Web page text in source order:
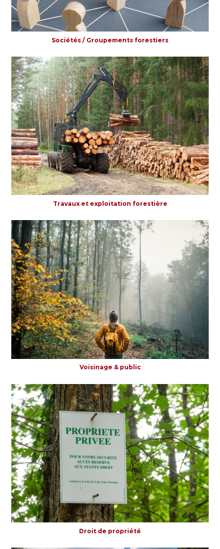
Sociétés / Groupements forestiers
Travaux et exploitation forestière
Voisinage & public
Droit de propriété